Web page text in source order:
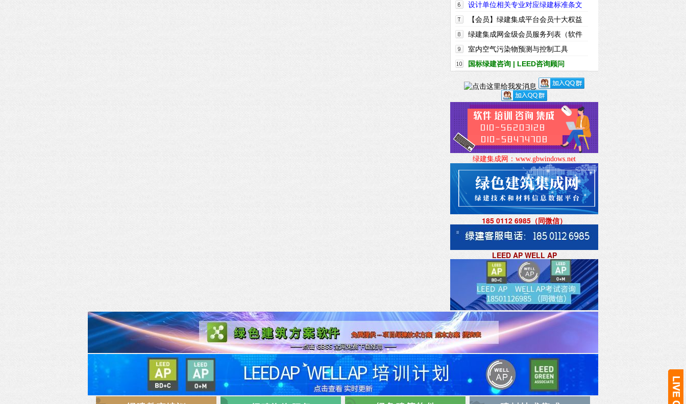
景噪声计算
设计单位相关专业对应绿建标准条文
一览表【会员】绿建集成平台会员十大权益
绿建集成网金级会员服务列表（软件
配套资料）
室内空气污染物预测与控制工具
IndoorPACT (年)
国标绿建咨询 | LEED咨询顾问
绿建集成网： www.gbwindows.net
185 0112 6985（同微信）
LEED AP WELL AP